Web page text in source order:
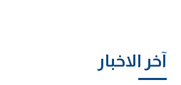
آخر الاخبار